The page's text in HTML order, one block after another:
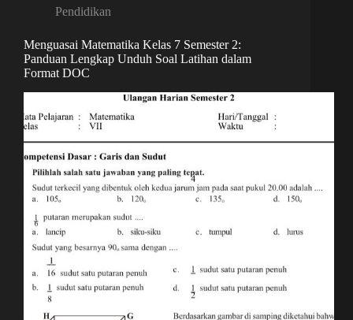
Pendidikan
Menguasai Matematika Kelas 7 Semester 2:
Panduan Lengkap Unduh Soal Latihan dalam
Format DOC